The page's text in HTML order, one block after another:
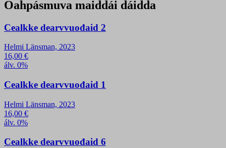
Oahpásmuva maiddái dáidda
Cealkke dearvvuođaid 2
Helmi Länsman, 2023
16,00 €
álv. 0%
Cealkke dearvvuođaid 1
Helmi Länsman, 2023
16,00 €
álv. 0%
Cealkke dearvvuođaid 6